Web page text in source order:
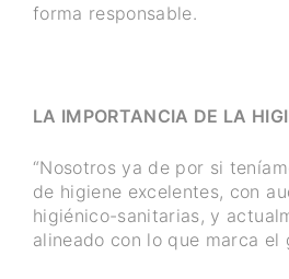
forma responsable.
LA IMPORTANCIA DE LA
“Nosotros ya de por si
de higiene excelentes, con
higiénico-sanitarias, y
alineado con lo que marca el